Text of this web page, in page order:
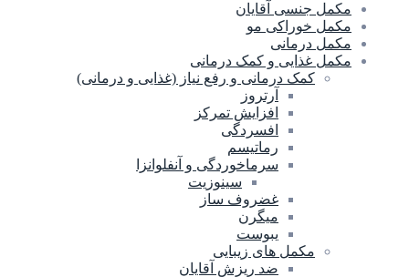
مکمل جنسی آقایان
مکمل خوراکی مو
مکمل درمانی
مکمل غذایی و کمک درمانی
کمک درمانی و رفع نیاز (غذایی و درمانی)
آرتروز
افزایش تمرکز
افسردگی
رماتیسم
سرماخوردگی و آنفلوانزا
سینوزیت
غضروف ساز
میگرن
یبوست
مکمل های زیبایی
ضد ریزش آقایان